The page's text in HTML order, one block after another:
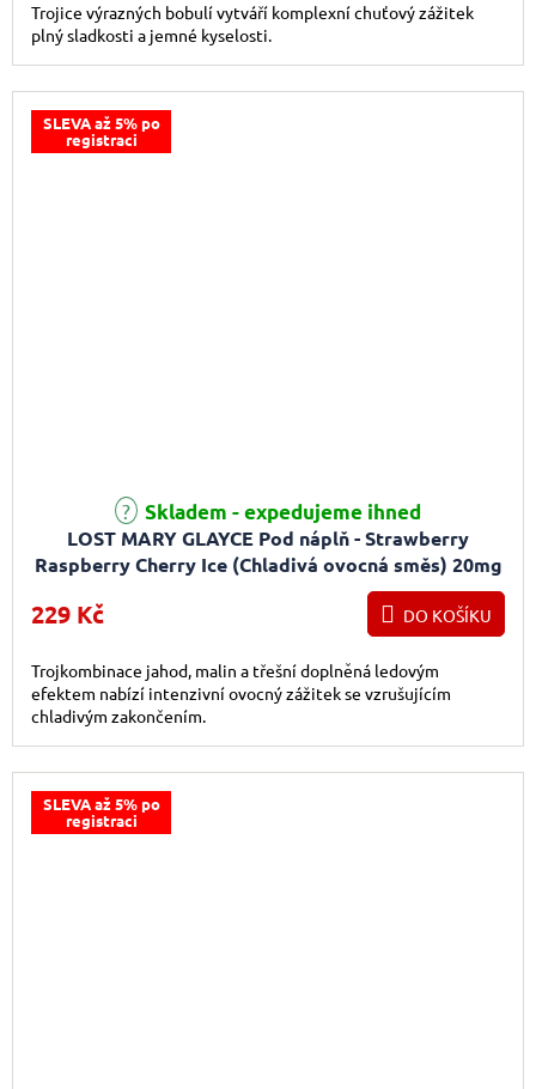
Trojice výrazných bobulí vytváří komplexní chuťový zážitek
plný sladkosti a jemné kyselosti.
SLEVA až 5% po
registraci
LOST MARY GLAYCE Pod náplň - Strawberry
Raspberry Cherry Ice (Chladivá ovocná směs) 20mg
Skladem - expedujeme ihned
229 Kč DO KOŠÍKU
Trojkombinace jahod, malin a třešní doplněná ledovým
efektem nabízí intenzivní ovocný zážitek se vzrušujícím
chladivým zakončením.
SLEVA až 5% po
registraci